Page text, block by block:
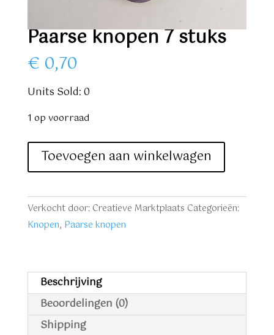
Paarse knopen 7 stuks
€ 0,70
Units Sold: 0
1 op voorraad
Paarse
stuks
aantal
Toevoegen aan winkelwagen
Verkocht door: Creatieve Marktplaats Categorieën:
Knopen, Paarse knopen
Beschrijving
Beoordelingen (0)
Shipping